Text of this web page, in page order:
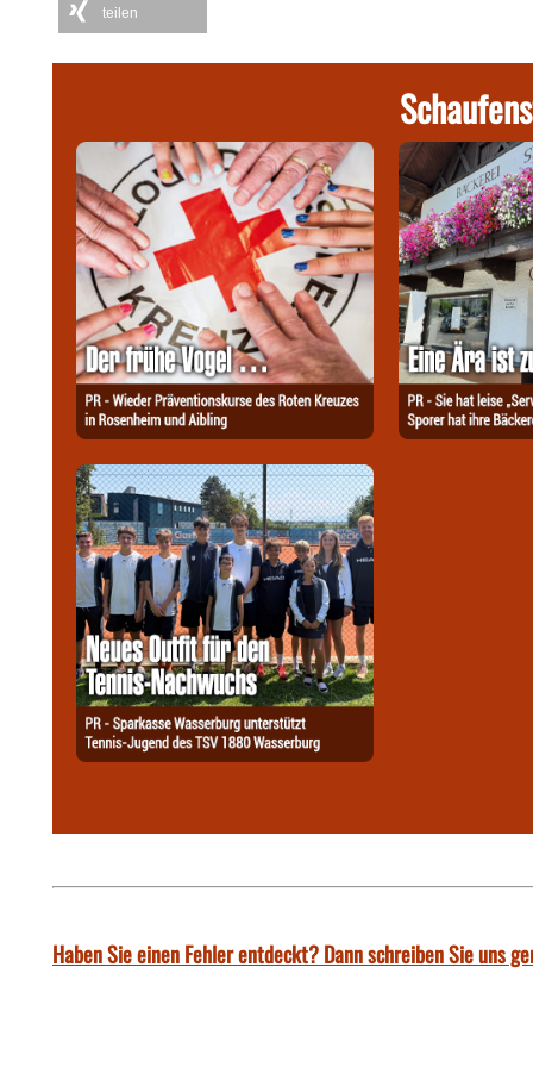
teilen
Haben Sie einen Fehler entdeckt? Dann schreiben Sie uns